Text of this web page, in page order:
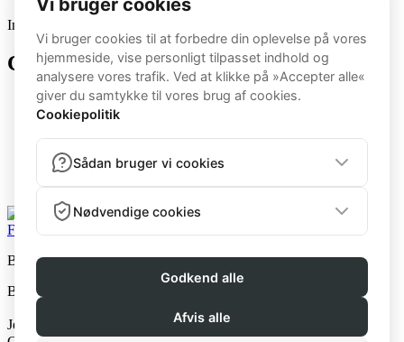
Ingen arkiver at vise.
Categories
5BB
Bootcamp
BootcampM
Kvinde
Mand
Facebook
Beast Fitness v. Jens the Beast
Beast Fitness © 2026
Jens The Beast ApS